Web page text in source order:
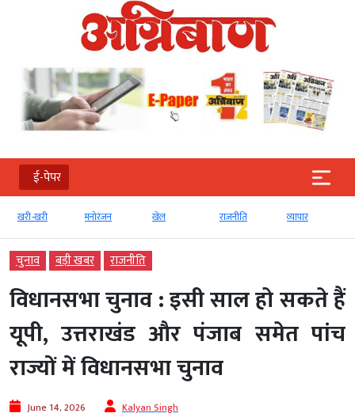
ई-पेपर
खरी-खरी मनोरंजन खेल राजनीति व्‍यापार
चुनाव बड़ी खबर राजनीति
विधानसभा चुनाव : इसी साल हो सकते हैं
यूपी, उत्तराखंड और पंजाब समेत पांच
राज्यों में विधानसभा चुनाव
June 14, 2026 Kalyan Singh